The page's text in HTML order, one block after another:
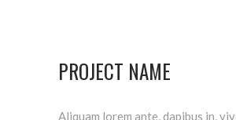
PROJECT NAME
Aliquam lorem ante, dapibus in,